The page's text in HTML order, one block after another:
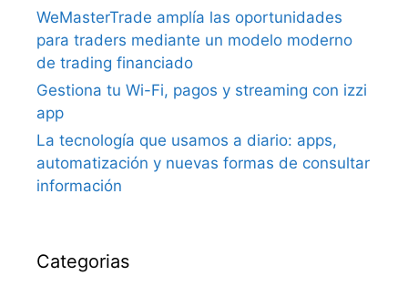
WeMasterTrade amplía las oportunidades
para traders mediante un modelo moderno
de trading financiado
Gestiona tu Wi-Fi, pagos y streaming con izzi
app
La tecnología que usamos a diario: apps,
automatización y nuevas formas de consultar
información
Categorias